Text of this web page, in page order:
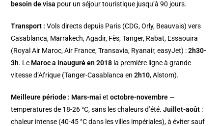
besoin de visa pour un séjour touristique jusqu’à 90 jours.
Transport : Vols directs depuis Paris (CDG, Orly, Beauvais) vers
Casablanca, Marrakech, Agadir, Fès, Tanger, Rabat, Essaouira
(Royal Air Maroc, Air France, Transavia, Ryanair, easyJet) :2h30-
3h. Le Maroc a inauguré en 2018 la première ligne à grande
vitesse d’Afrique (Tanger-Casablanca en2h10, Alstom).
Meilleure période : Mars-mai etoctobre-novembre —
temperatures de 18-26 °C, sans les chaleurs d’été.Juillet-août :
chaleur intense (40-45 °C dans les villes impériales), à éviter sauf